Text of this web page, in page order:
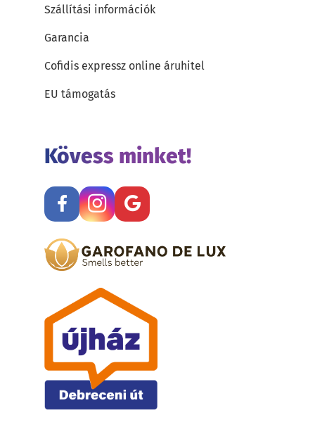
Szállítási információk
Garancia
Cofidis expressz online áruhitel
EU támogatás
Kövess minket!